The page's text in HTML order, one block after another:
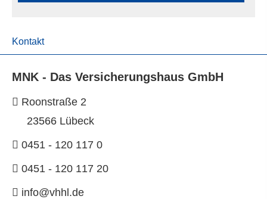
Kontakt
MNK - Das Versicherungshaus GmbH
Roonstraße 2
23566 Lübeck
0451 - 120 117 0
0451 - 120 117 20
info@vhhl.de